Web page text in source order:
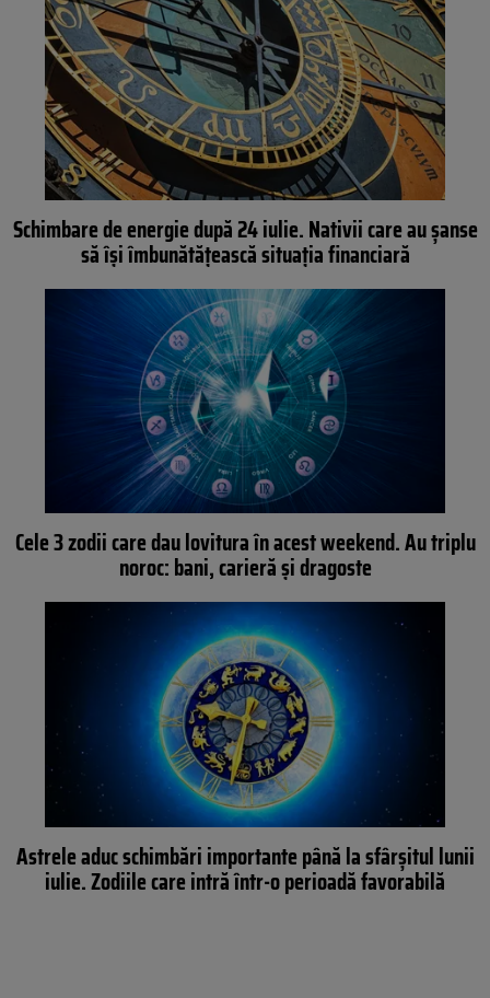
Schimbare de energie după 24 iulie. Nativii care au șanse
să își îmbunătățească situația financiară
Cele 3 zodii care dau lovitura în acest weekend. Au triplu
noroc: bani, carieră și dragoste
Astrele aduc schimbări importante până la sfârșitul lunii
iulie. Zodiile care intră într-o perioadă favorabilă